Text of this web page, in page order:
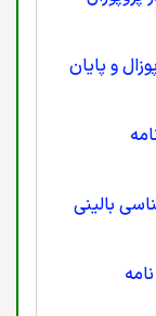
و پایان
بالینی